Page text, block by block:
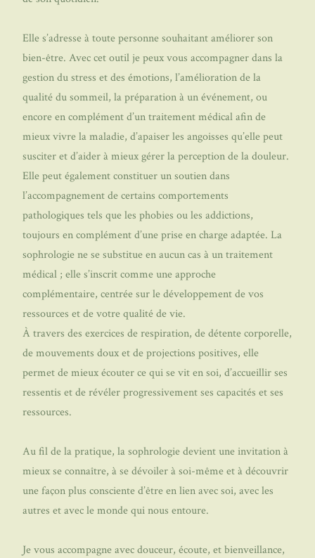
Elle s’adresse à toute personne souhaitant améliorer son
bien-être. Avec cet outil je peux vous accompagner dans la
gestion du stress et des émotions, l’amélioration de la
qualité du sommeil, la préparation à un événement, ou
encore en complément d’un traitement médical afin de
mieux vivre la maladie, d’apaiser les angoisses qu’elle peut
susciter et d’aider à mieux gérer la perception de la douleur.
Elle peut également constituer un soutien dans
l’accompagnement de certains comportements
pathologiques tels que les phobies ou les addictions,
toujours en complément d’une prise en charge adaptée. La
sophrologie ne se substitue en aucun cas à un traitement
médical ; elle s’inscrit comme une approche
complémentaire, centrée sur le développement de vos
ressources et de votre qualité de vie.
À travers des exercices de respiration, de détente corporelle,
de mouvements doux et de projections positives, elle
permet de mieux écouter ce qui se vit en soi, d’accueillir ses
ressentis et de révéler progressivement ses capacités et ses
ressources.
Au fil de la pratique, la sophrologie devient une invitation à
mieux se connaître, à se dévoiler à soi-même et à découvrir
une façon plus consciente d’être en lien avec soi, avec les
autres et avec le monde qui nous entoure.
Je vous accompagne avec douceur, écoute, et bienveillance,